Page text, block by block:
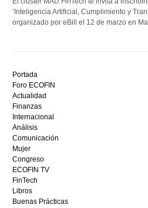
‘Inteligencia Artificial, Cumplimiento y
organizado por eBill el 12 de marzo en
mejor
bono
sin
depósito
casino
en
España,
visita
este
sitio
restaurantedonmauro.es
y
Portada
Foro ECOFIN
Actualidad
Finanzas
Internacional
Análisis
Comunicación
Mujer
Congreso
ECOFIN TV
FinTech
Libros
Buenas Prácticas